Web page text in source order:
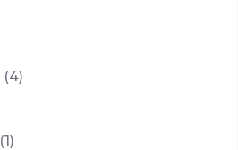
(4)
(1)